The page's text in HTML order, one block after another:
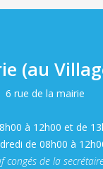
(au
6 rue de la mairie
à 12h00 et de
de 08h00 à
congés de la